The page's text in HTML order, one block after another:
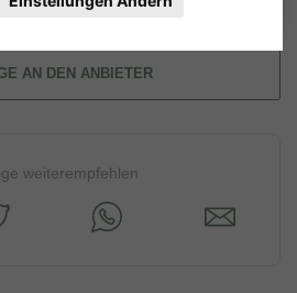
AN DEN ANBIETER
weiterempfehlen